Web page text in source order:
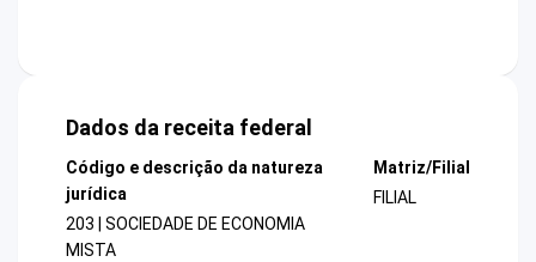
Dados da receita federal
Código e descrição da natureza
jurídica
203 | SOCIEDADE DE ECONOMIA
MISTA
Matriz/Filial
FILIAL